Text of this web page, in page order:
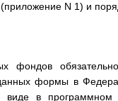
N 1) и
фондов
формы в
виде в